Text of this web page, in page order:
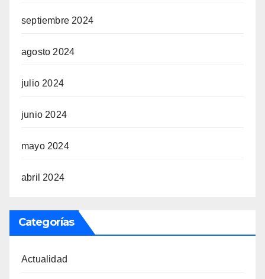
septiembre 2024
agosto 2024
julio 2024
junio 2024
mayo 2024
abril 2024
Categorías
Actualidad